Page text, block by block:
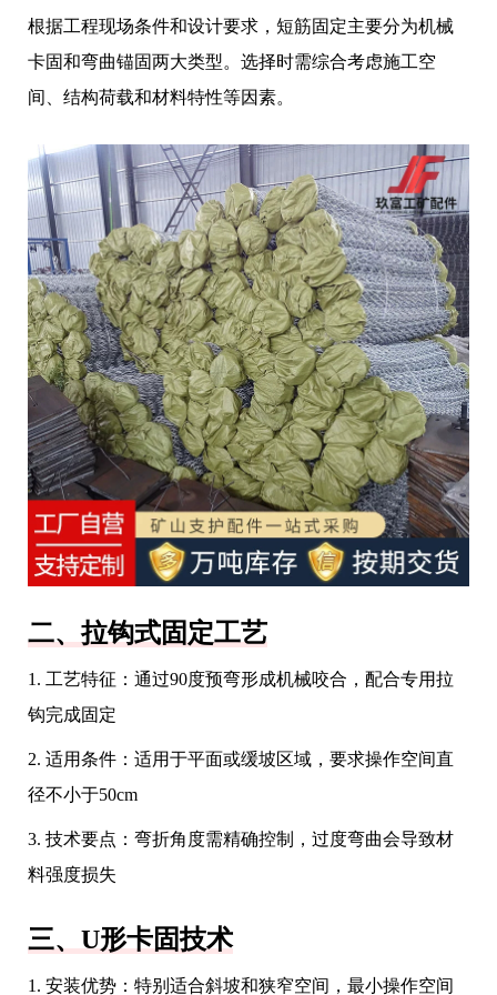
根据工程现场条件和设计要求，短筋固定主要分为机械
卡固和弯曲锚固两大类型。选择时需综合考虑施工空
间、结构荷载和材料特性等因素。
二、拉钩式固定工艺
1. 工艺特征：通过90度预弯形成机械咬合，配合专用拉
钩完成固定
2. 适用条件：适用于平面或缓坡区域，要求操作空间直
径不小于50cm
3. 技术要点：弯折角度需精确控制，过度弯曲会导致材
料强度损失
三、U形卡固技术
1. 安装优势：特别适合斜坡和狭窄空间，最小操作空间